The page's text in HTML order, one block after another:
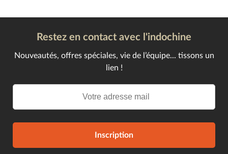
Restez en contact avec l'indochine
Nouveautés, offres spéciales, vie de l’équipe... tissons un
lien !
Inscription